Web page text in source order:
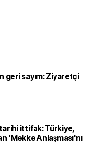
geri sayım: Ziyaretçi
tarihi ittifak: Türkiye,
'Mekke Anlaşması'nı